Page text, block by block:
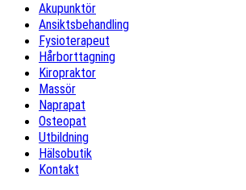
Akupunktör
Ansiktsbehandling
Fysioterapeut
Hårborttagning
Kiropraktor
Massör
Naprapat
Osteopat
Utbildning
Hälsobutik
Kontakt